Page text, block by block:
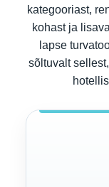
kategooriast,
kohast ja
lapse
sõltuvalt